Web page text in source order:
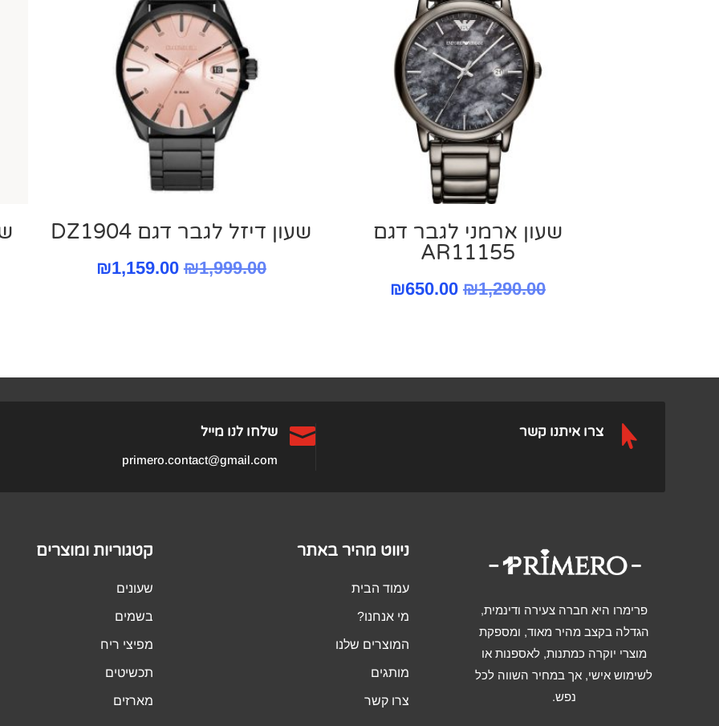
שעון ארמני לגבר דגם
AR11155
₪1,290.00
המחיר
₪1,290.00.
₪650.00
₪650.00.
שעון דיזל לגבר דגם DZ1904
₪1,999.00
המחיר
₪1,159.00
 שלחו לנו מייל
primero.contact@gmail.com
 צרו איתנו קשר
קטגוריות ומוצרים
שעונים
בשמים
מפיצי ריח
תכשיטים
מארזים
ניווט מהיר באתר
עמוד הבית
מי אנחנו?
המוצרים שלנו
מותגים
צרו קשר
פרימרו היא חברה צעירה ודינמית,
הגדלה בקצב מהיר מאוד, ומספקת
מוצרי יוקרה כמתנות, לאספנות או
לשימוש אישי, אך במחיר השווה לכל
נפש.